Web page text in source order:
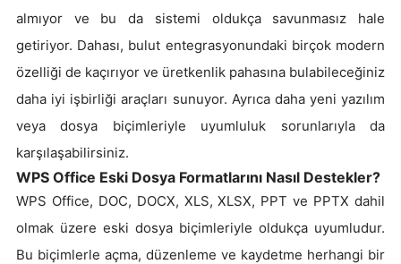
almıyor ve bu da sistemi oldukça savunmasız hale
getiriyor. Dahası, bulut entegrasyonundaki birçok modern
özelliği de kaçırıyor ve üretkenlik pahasına bulabileceğiniz
daha iyi işbirliği araçları sunuyor. Ayrıca daha yeni yazılım
veya dosya biçimleriyle uyumluluk sorunlarıyla da
karşılaşabilirsiniz.
WPS Office Eski Dosya Formatlarını Nasıl Destekler?
WPS Office, DOC, DOCX, XLS, XLSX, PPT ve PPTX dahil
olmak üzere eski dosya biçimleriyle oldukça uyumludur.
Bu biçimlerle açma, düzenleme ve kaydetme herhangi bir